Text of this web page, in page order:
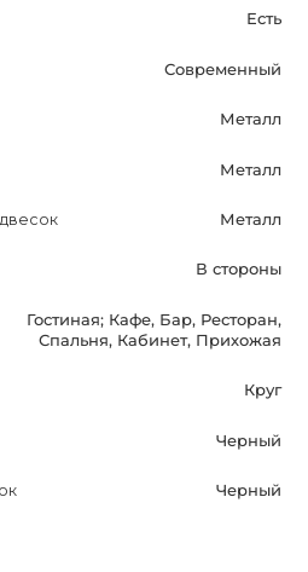
вашего интерьера,
Есть
Современный
Металл
Металл
Металл
В стороны
Гостиная; Кафе, Бар, Ресторан,
Спальня, Кабинет, Прихожая
Круг
Черный
Черный